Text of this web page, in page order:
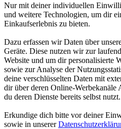
Nur mit deiner individuellen
und weitere Technologien, um dir
Einkaufserlebnis zu bieten.
Dazu erfassen wir Daten über
Geräte. Diese nutzen wir zur
Website und um dir personalisierte
sowie zur Analyse der
deine verschlüsselten Daten mit
dir über deren Online-Werbekanäle
du deren Dienste bereits selbst nutzt.
Erkundige dich bitte vor deiner
sowie in unserer